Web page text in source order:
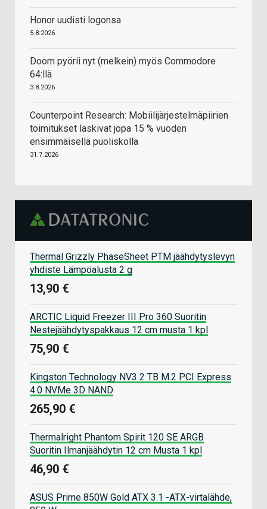
Honor uudisti logonsa
5.8.2026
Doom pyörii nyt (melkein) myös Commodore
64:llä
3.8.2026
Counterpoint Research: Mobiilijärjestelmäpiirien
toimitukset laskivat jopa 15 % vuoden
ensimmäisellä puoliskolla
31.7.2026
Thermal Grizzly PhaseSheet PTM jäähdytyslevyn
yhdiste Lämpöalusta 2 g
13,90 €
ARCTIC Liquid Freezer III Pro 360 Suoritin
Nestejäähdytyspakkaus 12 cm musta 1 kpl
75,90 €
Kingston Technology NV3 2 TB M.2 PCI Express
4.0 NVMe 3D NAND
265,90 €
Thermalright Phantom Spirit 120 SE ARGB
Suoritin Ilmanjäähdytin 12 cm Musta 1 kpl
46,90 €
ASUS Prime 850W Gold ATX 3.1 -ATX-virtalähde,